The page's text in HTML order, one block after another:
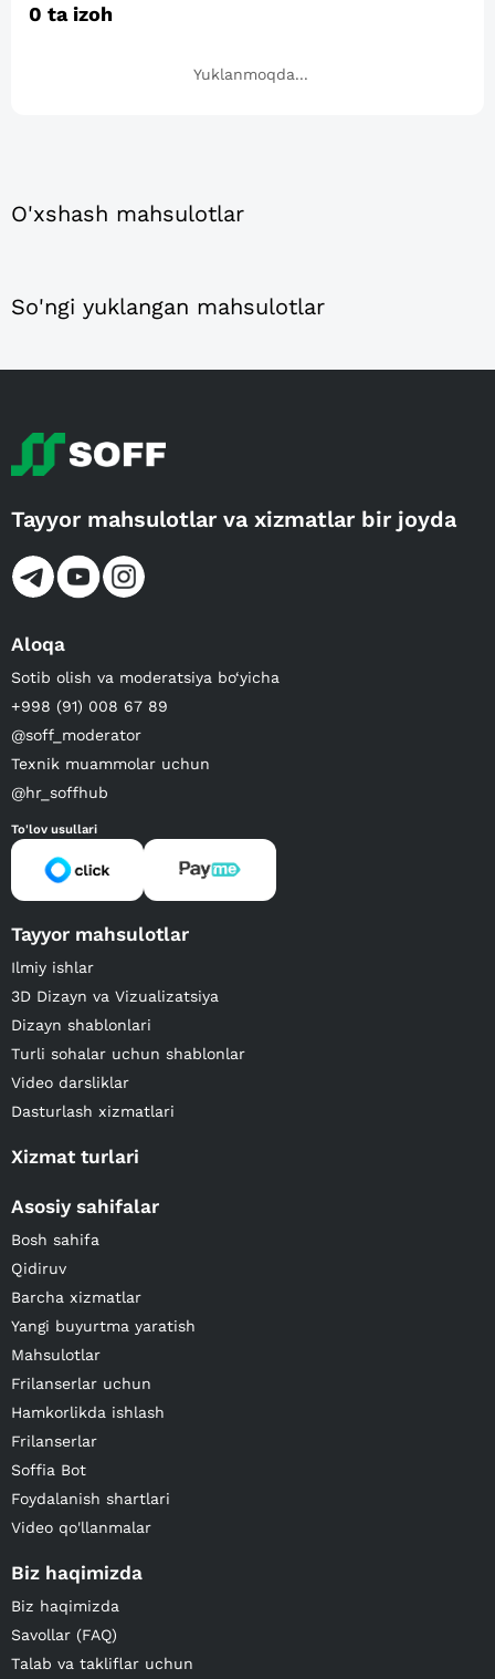
0 ta izoh
Yuklanmoqda...
O'xshash mahsulotlar
So'ngi yuklangan mahsulotlar
Tayyor mahsulotlar va xizmatlar bir joyda
Aloqa
Sotib olish va moderatsiya bo‘yicha
+998 (91) 008 67 89
@soff_moderator
Texnik muammolar uchun
@hr_soffhub
To'lov usullari
Tayyor mahsulotlar
Ilmiy ishlar
3D Dizayn va Vizualizatsiya
Dizayn shablonlari
Turli sohalar uchun shablonlar
Video darsliklar
Dasturlash xizmatlari
Xizmat turlari
Asosiy sahifalar
Bosh sahifa
Qidiruv
Barcha xizmatlar
Yangi buyurtma yaratish
Mahsulotlar
Frilanserlar uchun
Hamkorlikda ishlash
Frilanserlar
Soffia Bot
Foydalanish shartlari
Video qo'llanmalar
Biz haqimizda
Biz haqimizda
Savollar (FAQ)
Talab va takliflar uchun